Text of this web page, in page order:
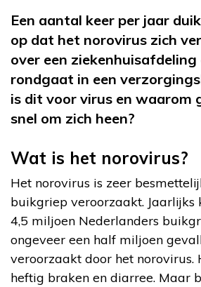
Een aantal keer per jaar
op dat het norovirus zich
over een
rondgaat in een
is dit voor virus en waarom
snel om zich heen?
Wat is het norovirus?
Het norovirus is zeer
buikgriep veroorzaakt. Jaarlijks
4,5 miljoen Nederlanders
ongeveer een half miljoen
veroorzaakt door het norovirus.
heftig braken en diarree. Maar